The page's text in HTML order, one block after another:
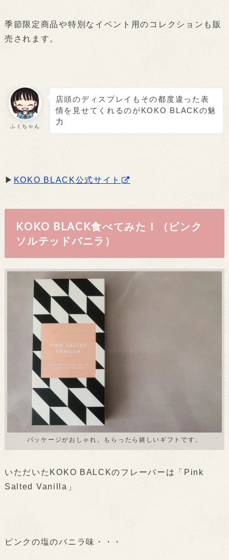
季節限定商品や特別なイベント用のコレクションも販
売されます。
ふくちゃん
店頭のディスプレイもその都度違った表
情を見せてくれるのがKOKO BLACKの魅
力
▶ KOKO BLACK公式サイト
KOKO BLACK食べてみた！（ピンク
ソルテッドバニラ）
パッケージがおしゃれ。もらったら嬉しいギフトです。
いただいたKOKO BALCKのフレーバーは「Pink
Salted Vanilla」
ピンクの塩のバニラ味・・・